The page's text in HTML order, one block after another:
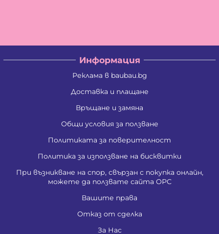
Информация
Реклама в baubau.bg
Доставка и плащане
Връщане и замяна
Общи условия за ползване
Политиката за поверителност
Политика за използване на бисквитки
При възникване на спор, свързан с покупка онлайн,
можете да ползвате сайта ОРС
Вашите права
Отказ от сделка
За Нас